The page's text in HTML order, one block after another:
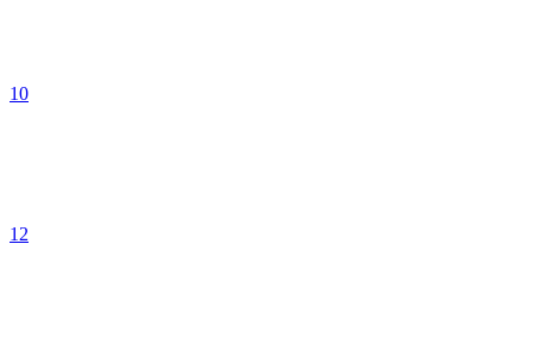
10
12